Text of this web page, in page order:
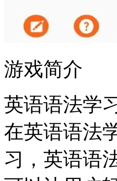
游戏简介
英语语法学
在英语语法
习，英语语